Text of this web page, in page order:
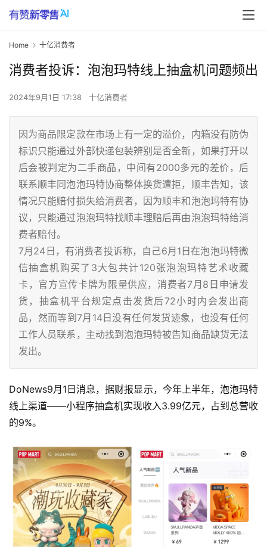
Home 十亿消费者
消费者投诉：泡泡玛特线上抽盒机问题频出
2024年9月1日 17:38 十亿消费者
因为商品限定款在市场上有一定的溢价，内箱没有防伪
标识只能通过外部快递包装辨别是否全新，如果打开以
后会被判定为二手商品，中间有2000多元的差价，后
联系顺丰同泡泡玛特协商整体换货遭拒，顺丰告知，该
情况只能赔付损失给消费者，因为顺丰和泡泡玛特有协
议，只能通过泡泡玛特找顺丰理赔后再由泡泡玛特给消
费者赔付。
7月24日，有消费者投诉称，自己6月1日在泡泡玛特微
信抽盒机购买了3大包共计120张泡泡玛特艺术收藏
卡，官方宣传卡牌为限量供应，消费者7月8日申请发
货，抽盒机平台规定点击发货后72小时内会发出商
品，然而等到7月14日没有任何发货迹象，也没有任何
工作人员联系，主动找到泡泡玛特被告知商品缺货无法
发出。
DoNews9月1日消息，据财报显示，今年上半年，泡泡玛特
线上渠道——小程序抽盒机实现收入3.99亿元，占到总营收
的9%。